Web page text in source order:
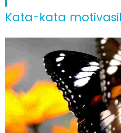
Kata-kata